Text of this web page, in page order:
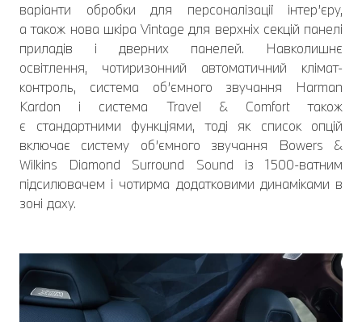
варіанти обробки для персоналізації інтер’єру,
а також нова шкіра Vintage для верхніх секцій панелі
приладів і дверних панелей. Навколишнє
освітлення, чотиризонний автоматичний клімат-
контроль, система об’ємного звучання Harman
Kardon і система Travel & Comfort також
є стандартними функціями, тоді як список опцій
включає систему об’ємного звучання Bowers &
Wilkins Diamond Surround Sound із 1500-ватним
підсилювачем і чотирма додатковими динаміками в
зоні даху.